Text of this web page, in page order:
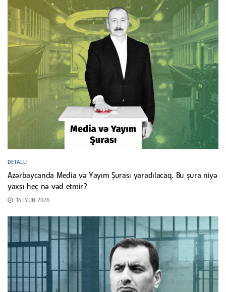
DETALLI
Azərbaycanda Media və Yayım Şurası yaradılacaq. Bu şura niyə
yaxşı heç nə vəd etmir?
16 İYUN 2026